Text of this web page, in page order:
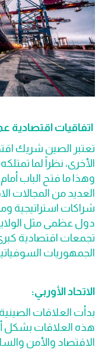
اتفاقيات اقتصادية
تعتبر الصين شريك
الأخرى، نظراً لما
وهذا ما فتح الباب
العديد من المجالات
شراكات استراتيجية
دول عظمى مثل
تجمعات اقتصادية كبرى
الجمهوريات
الاتحاد الأوربي:
هذه العلاقات بشكل
الاقتصاد والأمن